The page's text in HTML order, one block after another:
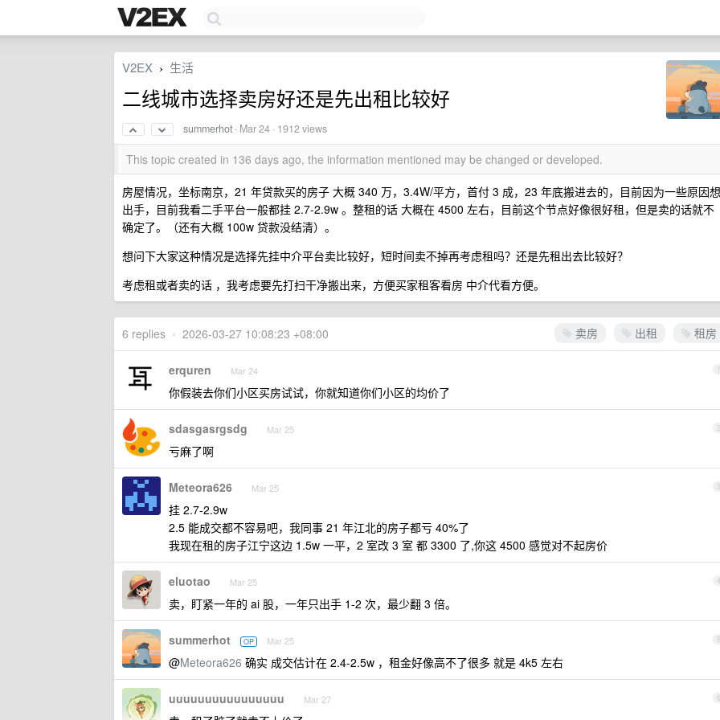
V2EX › 生活
二线城市选择卖房好还是先出租比较好
summerhot · Mar 24 · 1912 views
This topic created in 136 days ago, the information mentioned may be changed or developed.
房屋情况，坐标南京，21 年贷款买的房子 大概 340 万，3.4W/平方，首付 3 成，23 年底搬进去的，目前因为一些原因想
出手，目前我看二手平台一般都挂 2.7-2.9w 。整租的话 大概在 4500 左右，目前这个节点好像很好租，但是卖的话就不
确定了。（还有大概 100w 贷款没结清）。
想问下大家这种情况是选择先挂中介平台卖比较好，短时间卖不掉再考虑租吗？还是先租出去比较好？
考虑租或者卖的话 ，我考虑要先打扫干净搬出来，方便买家租客看房 中介代看方便。
卖房 出租 租房
6 replies • 2026-03-27 10:08:23 +08:00
1
erquren Mar 24
你假装去你们小区买房试试，你就知道你们小区的均价了
2
sdasgasrgsdg Mar 25
亏麻了啊
3
Meteora626 Mar 25
挂 2.7-2.9w
2.5 能成交都不容易吧，我同事 21 年江北的房子都亏 40%了
我现在租的房子江宁这边 1.5w 一平，2 室改 3 室 都 3300 了,你这 4500 感觉对不起房价
4
eluotao Mar 25
卖，盯紧一年的 ai 股，一年只出手 1-2 次，最少翻 3 倍。
5
summerhot OP Mar 25
@Meteora626 确实 成交估计在 2.4-2.5w ，租金好像高不了很多 就是 4k5 左右
6
uuuuuuuuuuuuuuuu Mar 27